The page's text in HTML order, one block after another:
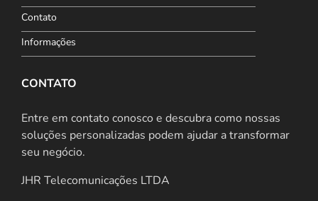
Contato
Informações
CONTATO
Entre em contato conosco e descubra como nossas
soluções personalizadas podem ajudar a transformar
seu negócio.
JHR Telecomunicações LTDA